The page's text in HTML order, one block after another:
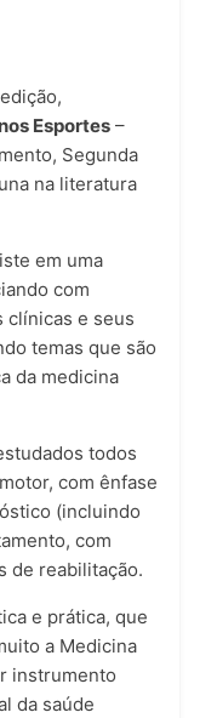
Esportes –
Segunda
na literatura
em uma
com
clínicas e seus
temas que são
da medicina
todos
com ênfase
(incluindo
com
de reabilitação.
e prática, que
a Medicina
instrumento
da saúde